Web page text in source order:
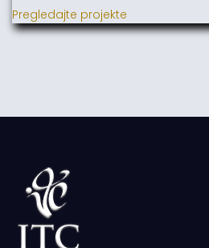
Pregledajte projekte